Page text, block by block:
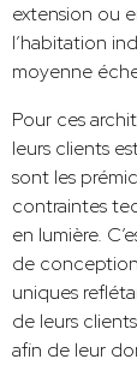
extension ou
l’habitation
moyenne
Pour ces
leurs clients
sont les
contraintes
en lumière.
de
uniques
de leurs
afin de leur